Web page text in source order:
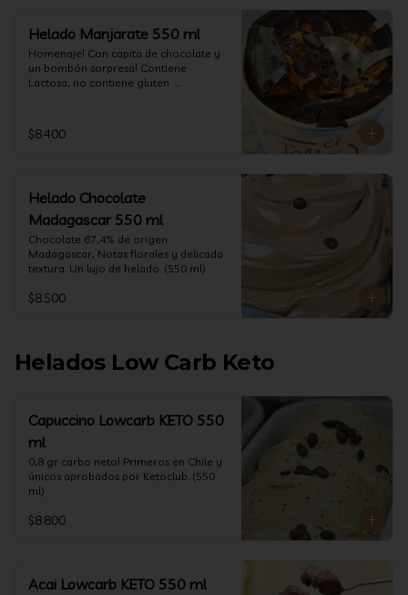
Helado Manjarate 550 ml
Homenaje! Con capita de chocolate y
un bombón sorpresa! Contiene
Lactosa, no contiene gluten
$8.400
Helado Chocolate
Madagascar 550 ml
Chocolate 67,4% de origen
Madagascar, Notas florales y delicada
textura. Un lujo de helado. (550 ml)
$8.500
Helados Low Carb Keto
Capuccino Lowcarb KETO 550
ml
0,8 gr carbo neto! Primeros en Chile y
únicos aprobados por Ketoclub. (550
ml)
$8.800
Acai Lowcarb KETO 550 ml